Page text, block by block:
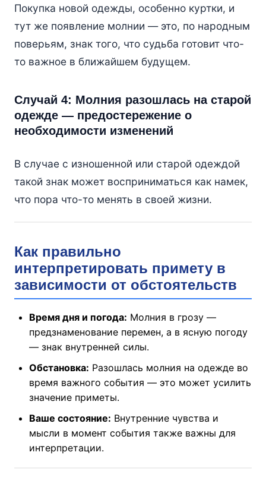
Покупка новой одежды, особенно куртки, и
тут же появление молнии — это, по народным
поверьям, знак того, что судьба готовит что-
то важное в ближайшем будущем.
Случай 4: Молния разошлась на старой
одежде — предостережение о
необходимости изменений
В случае с изношенной или старой одеждой
такой знак может восприниматься как намек,
что пора что-то менять в своей жизни.
Как правильно
интерпретировать примету в
зависимости от обстоятельств
Время дня и погода: Молния в грозу —
предзнаменование перемен, а в ясную погоду
— знак внутренней силы.
Обстановка: Разошлась молния на одежде во
время важного события — это может усилить
значение приметы.
Ваше состояние: Внутренние чувства и
мысли в момент события также важны для
интерпретации.